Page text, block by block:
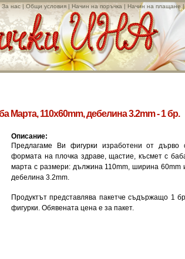
За нас | Общи условия | Начин на поръчка | Начин на плащане
Марта, 110x60mm, дебелина 3.2mm - 1 бр.
Описание:
Предлагаме Ви фигурки изработени от дърво
формата на плочка здраве, щастие, късмет с
марта с размери: дължина 110mm, ширина 60mm
дебелина 3.2mm.
Продуктът представлява пакетче съдържащо 1 бр.
фигурки. Обявената цена е за пакет.